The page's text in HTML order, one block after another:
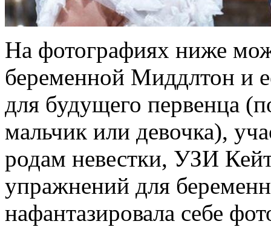
На фотографиях ниже
беременной Миддлтон и
для будущего первенца
мальчик или девочка),
родам невестки, УЗИ
упражнений для
нафантазировала себе